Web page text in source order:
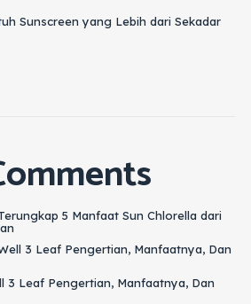
Sunscreen yang Lebih dari Sekadar
5 Manfaat Sun Chlorella dari
3 Leaf Pengertian, Manfaatnya, Dan
3 Leaf Pengertian, Manfaatnya, Dan